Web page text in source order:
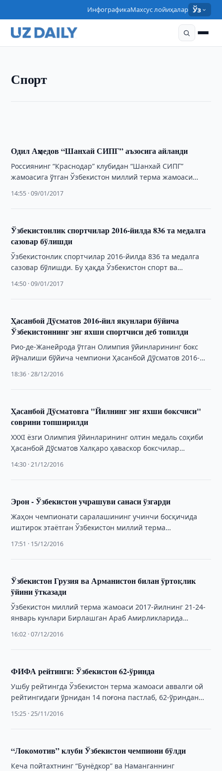
ИнфографикаМахсус лойиҳалар Ўз
Спорт
Алишер Султанов Ўзбекистон МОҚ раҳбари этиб
тайинланди
Одил Аҳмедов “Шанхай СИПГ” аъзосига айланди
Россиянинг “Краснодар” клубидан “Шанхай СИПГ”
жамоасига ўтган Ўзбекистон миллий терма жамоаси
14:55 · 09/01/2017
Ўзбекистонлик спортчилар 2016-йилда 836 та медалга
сазовар бўлишди
Ўзбекистонлик спортчилар 2016-йилда 836 та медалга
сазовар бўлишди. Бу ҳақда Ўзбекистон спорт ва
14:50 · 09/01/2017
Ҳасанбой Дўсматов 2016-йил якунлари бўйича
Ўзбекистоннинг энг яхши спортчиси деб топилди
Рио-де-Жанейрода ўтган Олимпия ўйинларининг бокс
йўналиши бўйича чемпиони Ҳасанбой Дўсматов 2016-
спортчиси деб топилди.
18:36 · 28/12/2016
Ҳасанбой Дўсматовга "Йилнинг энг яхши боксчиси"
соврини топширилди
XXXI ёзги Олимпия ўйинларининг олтин медаль соҳиби
Ҳасанбой Дўсматов Халқаро ҳаваскор боксчилар
боксчиси" соврини …
14:30 · 21/12/2016
Эрон - Ўзбекистон учрашуви санаси ўзгарди
Жаҳон чемпионати саралашининг учинчи босқичида
иштирок этаётган Ўзбекистон миллий терма
17:51 · 15/12/2016
Ўзбекистон Грузия ва Арманистон билан ўртоқлик
ўйини ўтказади
Ўзбекистон миллий терма жамоаси 2017-йилнинг 21-24-
январь кунлари Бирлашган Араб Амирликларида
доирасида Грузия термаси билан ўртоқлик ўйини …
16:02 · 07/12/2016
ФИФА рейтинги: Ўзбекистон 62-ўринда
Ушбу рейтингда Ўзбекистон терма жамоаси аввалги ой
рейтингидаги ўрнидан 14 поғона пастлаб, 62-ўриндан
15:25 · 25/11/2016
“Локомотив” клуби Ўзбекистон чемпиони бўлди
Кеча пойтахтнинг “Бунёдкор” ва Наманганнинг